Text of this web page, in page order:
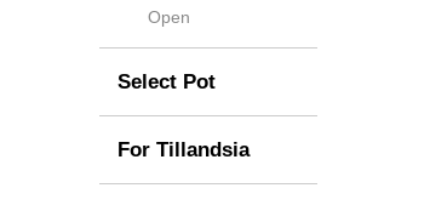
Flames
For
Former
Fused
Earth
emeth
nocturne
tamanhayat
TETSUYA OZAWA
Scratch
Takehiro Ito
Yuya Iha
Open
Select Pot
For Tillandsia